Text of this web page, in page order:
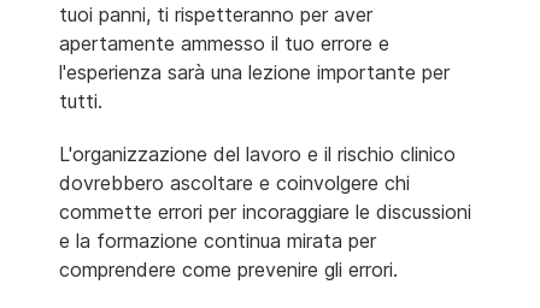
tuoi panni, ti rispetteranno per aver
apertamente ammesso il tuo errore e
l'esperienza sarà una lezione importante per
tutti.
L'organizzazione del lavoro e il rischio clinico
dovrebbero ascoltare e coinvolgere chi
commette errori per incoraggiare le discussioni
e la formazione continua mirata per
comprendere come prevenire gli errori.